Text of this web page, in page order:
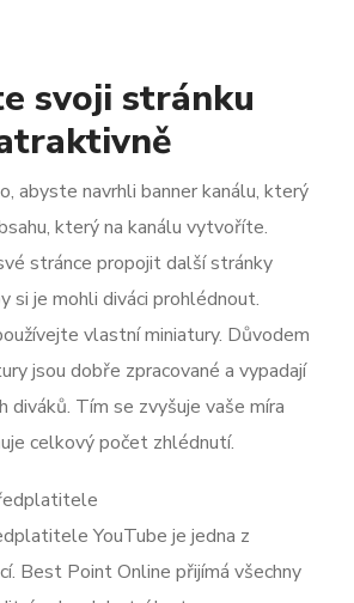
svoji stránku
abyste navrhli banner kanálu, který
který na kanálu vytvoříte.
stránce propojit další stránky
si je mohli diváci prohlédnout.
vlastní miniatury. Důvodem
jsou dobře zpracované a vypadají
diváků. Tím se zvyšuje vaše míra
celkový počet zhlédnutí.
YouTube je jedna z
Best Point Online přijímá všechny